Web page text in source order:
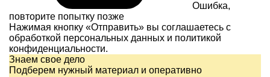
Ошибка,
повторите попытку позже
Нажимая кнопку «Отправить» вы соглашаетесь с
обработкой персональных данных и политикой
конфиденциальности.
Знаем свое дело
Подберем нужный материал и оперативно